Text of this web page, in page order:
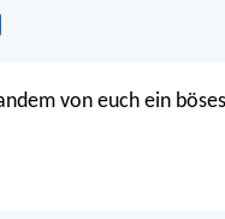
von euch ein